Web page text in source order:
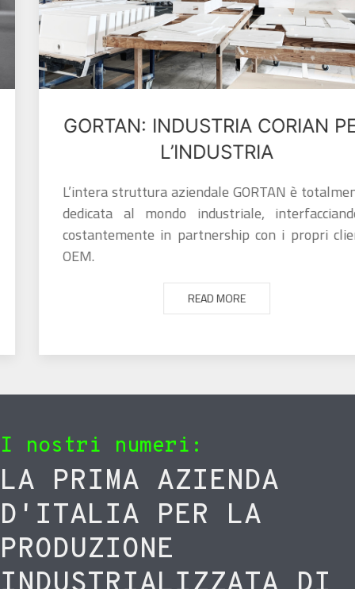
GORTAN: INDUSTRIA CORIAN PER
L’INDUSTRIA
L’intera struttura aziendale GORTAN è totalmente
dedicata al mondo industriale, interfacciandosi
costantemente in partnership con i propri clienti
READ MORE
I nostri numeri:
LA PRIMA AZIENDA
D'ITALIA PER LA
PRODUZIONE